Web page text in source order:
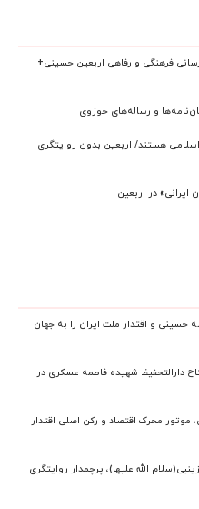
در خدمت‌رسانی فرهنگی و رفاهی اربعین حسینی+
و رساله‌های حوزوی
هستند/ اربعین بدون روایتگری
ایرانی» در اربعین
حسینی و اقتدار ملت ایران را به جهان
دارالتحفیظ شهیده فاطمه عسکری در
موتور محرک اقتصاد و رکن اصلی اقتدار
الله علیها)، پرچمدار روایتگری